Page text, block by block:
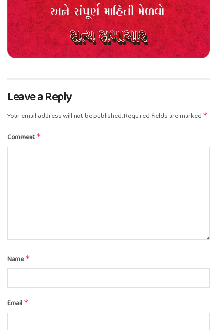
Leave a Reply
Your email address will not be published.Required fields are marked *
Comment *
Name*
Email *